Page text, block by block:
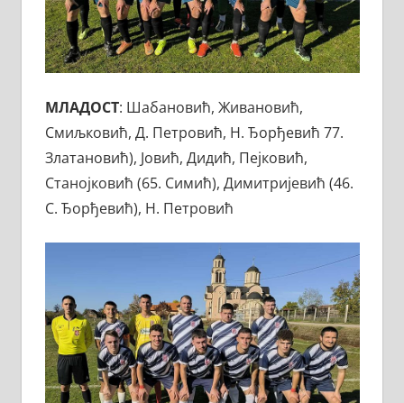
МЛАДОСТ: Шабановић, Живановић,
Смиљковић, Д. Петровић, Н. Ђорђевић 77.
Златановић), Јовић, Дидић, Пејковић,
Станојковић (65. Симић), Димитријевић (46.
С. Ђорђевић), Н. Петровић